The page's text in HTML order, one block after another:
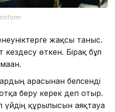
жақсы таныс.
кездесу өткен. Бірақ бұл
арасынан белсенді
беру керек деп отыр.
үйдің құрылысын аяқтауға